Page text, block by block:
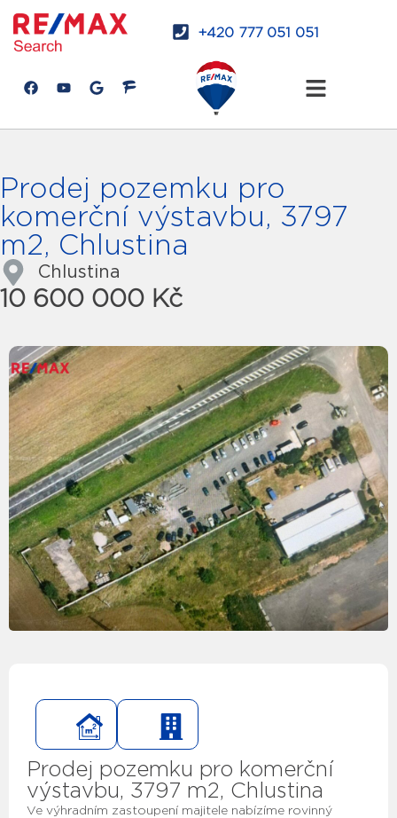
+420 777 051 051
Prodej pozemku pro
komerční výstavbu, 3797
m2, Chlustina
Chlustina
10 600 000 Kč
Prodej pozemku pro komerční
výstavbu, 3797 m2, Chlustina
Ve výhradním zastoupení majitele nabízíme rovinný